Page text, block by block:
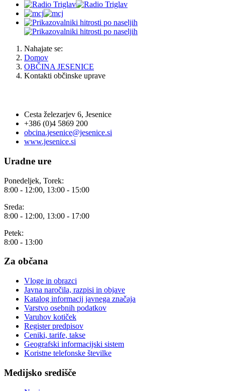
Nahajate se:
Domov
OBČINA JESENICE
Kontakti občinske uprave
Cesta železarjev 6, Jesenice
+386 (0)4 5869 200
obcina.jesenice@jesenice.si
www.jesenice.si
Uradne ure
Ponedeljek, Torek:
8:00 - 12:00, 13:00 - 15:00
Sreda:
8:00 - 12:00, 13:00 - 17:00
Petek:
8:00 - 13:00
Za občana
Vloge in obrazci
Javna naročila, razpisi in objave
Katalog informacij javnega značaja
Varstvo osebnih podatkov
Varuhov kotiček
Register predpisov
Ceniki, tarife, takse
Geografski informacijski sistem
Koristne telefonske številke
Medijsko središče